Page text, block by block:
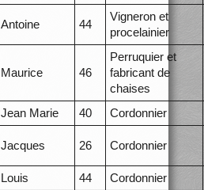
Antoine 44
Vigneron et
procelainier
Maurice 46
Perruquier et
fabricant de
chaises
Jean Marie 40
Cordonnier
Jacques 26 Cordonnier
Louis 44 Cordonnier